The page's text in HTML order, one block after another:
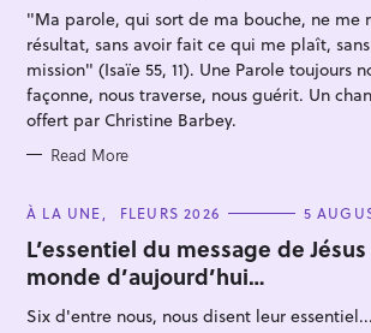
E
"Ma parole, qui sort de ma bouche, ne me
résultat, sans avoir fait ce qui me plaît,
mission" (Isaïe 55, 11). Une Parole toujours
façonne, nous traverse, nous guérit. Un
offert par Christine Barbey.
Read More
C
T
E
G
O
R
I
À LA UNE FLEURS 2026 5
L’essentiel du message de
monde d’aujourd’hui…
Six d'entre nous, nous disent leur essentiel...